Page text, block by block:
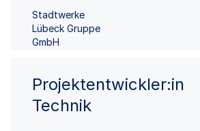
Stadtwerke
Lübeck Gruppe
GmbH
Projektentwickler:in
Technik